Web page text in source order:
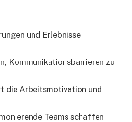
und Erlebnisse
Kommunikationsbarrieren zu
die Arbeitsmotivation und
Teams schaffen